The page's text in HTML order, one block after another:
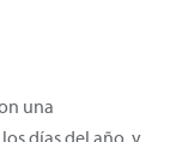
una
días del año, y